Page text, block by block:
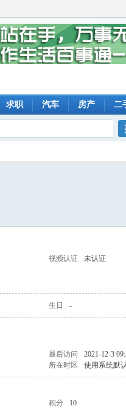
求职 汽车 房产 二
视频认证 未认证
生日 -
最后访问
2021-12-3
所在时区 使用系统默
积分
10